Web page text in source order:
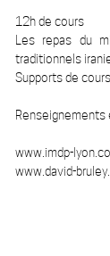
12h de cours
Les repas du
traditionnels
Supports de
Renseignements
www.imdp-
www.david-